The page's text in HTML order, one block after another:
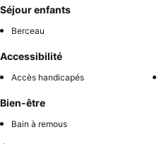
Séjour enfants
Berceau
Accessibilité
Accès handicapés
Bien-être
Bain à remous